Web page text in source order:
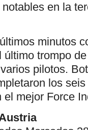
en la
minutos
trompo
pilotos.
los
mejor Force